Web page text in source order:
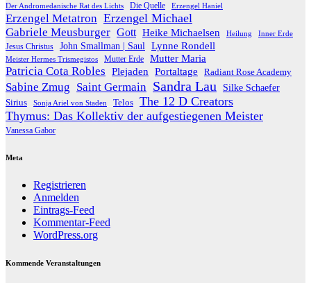
Der Andromedanische Rat des Lichts Die Quelle Erzengel Haniel
Erzengel Metatron Erzengel Michael
Gabriele Meusburger Gott Heike Michaelsen Heilung Inner Erde
Jesus Christus John Smallman | Saul Lynne Rondell
Meister Hermes Trismegistos Mutter Erde Mutter Maria
Patricia Cota Robles Plejaden Portaltage Radiant Rose Academy
Sabine Zmug Saint Germain Sandra Lau Silke Schaefer
Sirius Sonja Ariel von Staden Telos The 12 D Creators
Thymus: Das Kollektiv der aufgestiegenen Meister
Vanessa Gabor
Meta
Registrieren
Anmelden
Eintrags-Feed
Kommentar-Feed
WordPress.org
Kommende Veranstaltungen